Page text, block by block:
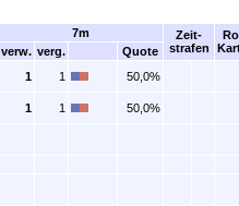
7m
Zeit-
strafen
verw. verg.
Quote
1 1 50,0%
1 1 50,0%